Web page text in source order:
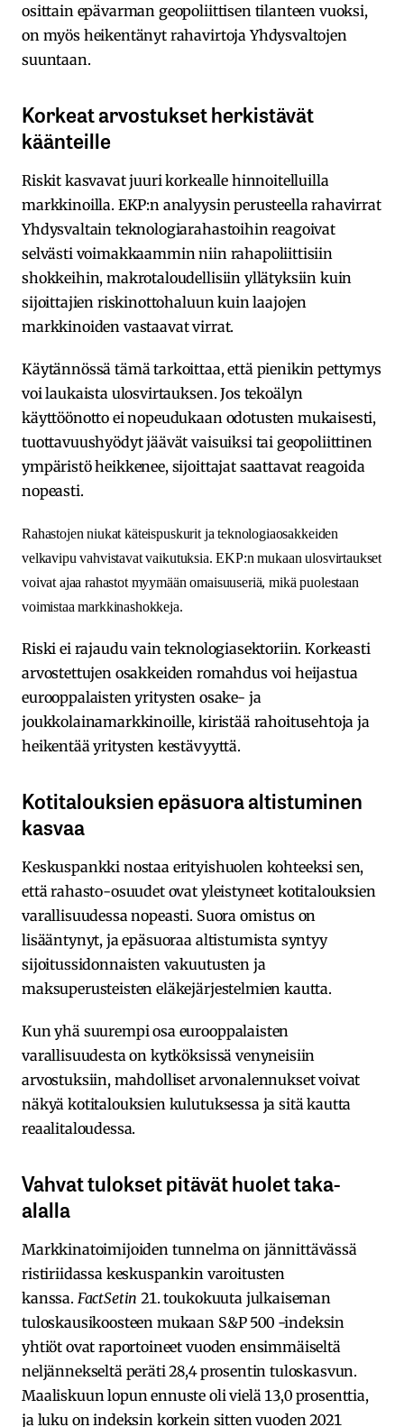
osittain epävarman geopoliittisen tilanteen vuoksi,
on myös heikentänyt rahavirtoja Yhdysvaltojen
suuntaan.
Korkeat arvostukset herkistävät
käänteille
Riskit kasvavat juuri korkealle hinnoitelluilla
markkinoilla. EKP:n analyysin perusteella rahavirrat
Yhdysvaltain teknologiarahastoihin reagoivat
selvästi voimakkaammin niin rahapoliittisiin
shokkeihin, makrotaloudellisiin yllätyksiin kuin
sijoittajien riskinottohaluun kuin laajojen
markkinoiden vastaavat virrat.
Käytännössä tämä tarkoittaa, että pienikin pettymys
voi laukaista ulosvirtauksen. Jos tekoälyn
käyttöönotto ei nopeudukaan odotusten mukaisesti,
tuottavuushyödyt jäävät vaisuiksi tai geopoliittinen
ympäristö heikkenee, sijoittajat saattavat reagoida
nopeasti.
Rahastojen niukat käteispuskurit ja teknologiaosakkeiden
velkavipu vahvistavat vaikutuksia. EKP:n mukaan ulosvirtaukset
voivat ajaa rahastot myymään omaisuuseriä, mikä puolestaan
voimistaa markkinashokkeja.
Riski ei rajaudu vain teknologiasektoriin. Korkeasti
arvostettujen osakkeiden romahdus voi heijastua
eurooppalaisten yritysten osake- ja
joukkolainamarkkinoille, kiristää rahoitusehtoja ja
heikentää yritysten kestävyyttä.
Kotitalouksien epäsuora altistuminen
kasvaa
Keskuspankki nostaa erityishuolen kohteeksi sen,
että rahasto-osuudet ovat yleistyneet kotitalouksien
varallisuudessa nopeasti. Suora omistus on
lisääntynyt, ja epäsuoraa altistumista syntyy
sijoitussidonnaisten vakuutusten ja
maksuperusteisten eläkejärjestelmien kautta.
Kun yhä suurempi osa eurooppalaisten
varallisuudesta on kytköksissä venyneisiin
arvostuksiin, mahdolliset arvonalennukset voivat
näkyä kotitalouksien kulutuksessa ja sitä kautta
reaalitaloudessa.
Vahvat tulokset pitävät huolet taka-
alalla
Markkinatoimijoiden tunnelma on jännittävässä
ristiriidassa keskuspankin varoitusten
kanssa. FactSetin 21. toukokuuta julkaiseman
tuloskausikoosteen mukaan S&P 500 -indeksin
yhtiöt ovat raportoineet vuoden ensimmäiseltä
neljännekseltä peräti 28,4 prosentin tuloskasvun.
Maaliskuun lopun ennuste oli vielä 13,0 prosenttia,
ja luku on indeksin korkein sitten vuoden 2021